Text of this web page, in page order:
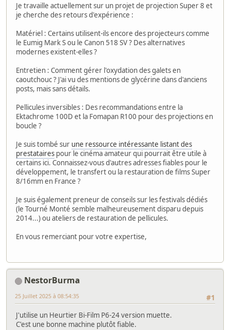
Je travaille actuellement sur un projet de projection Super 8 et
je cherche des retours d'expérience :
Matériel : Certains utilisent-ils encore des projecteurs comme
le Eumig Mark S ou le Canon 518 SV ? Des alternatives
modernes existent-elles ?
Entretien : Comment gérer l'oxydation des galets en
caoutchouc ? J'ai vu des mentions de glycérine dans d'anciens
posts, mais sans détails.
Pellicules inversibles : Des recommandations entre la
Ektachrome 100D et la Fomapan R100 pour des projections en
boucle ?
Je suis tombé sur une ressource intéressante listant des
prestataires pour le cinéma amateur qui pourrait être utile à
certains ici. Connaissez-vous d'autres adresses fiables pour le
développement, le transfert ou la restauration de films Super
8/16mm en France ?
Je suis également preneur de conseils sur les festivals dédiés
(le Tourné Monté semble malheureusement disparu depuis
2014...) ou ateliers de restauration de pellicules.
En vous remerciant pour votre expertise,
NestorBurma
#1
25 Juillet 2025 à 08:54:35
J'utilise un Heurtier Bi-Film P6-24 version muette.
C'est une bonne machine plutôt fiable.